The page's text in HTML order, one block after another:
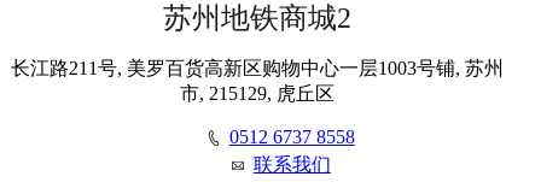
苏州地铁商城2
长江路211号, 美罗百货高新区购物中心一层1003号铺, 苏州
市, 215129, 虎丘区
0512 6737 8558
联系我们